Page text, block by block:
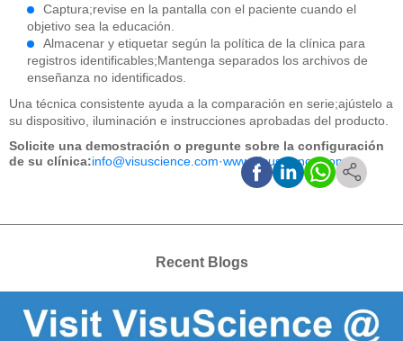
Captura;revise en la pantalla con el paciente cuando el
objetivo sea la educación.
Almacenar y etiquetar según la política de la clínica para
registros identificables;Mantenga separados los archivos de
enseñanza no identificados.
Una técnica consistente ayuda a la comparación en serie;ajústelo a
su dispositivo, iluminación e instrucciones aprobadas del producto.
Solicite una demostración o pregunte sobre la configuración
de su clínica:info@visuscience.com·www.visuscience.com
Recent Blogs